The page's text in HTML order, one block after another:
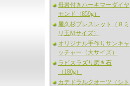
母岩付きハーキマーダイヤ
モンド（859g）
屋久杉ブレスレット（８ミ
リ玉Mサイズ）
オリジナル手作りサンキャ
ッチャー（大サイズ）
ラピスラズリ磨き石
（180g）
カテドラルクオーツ（シト